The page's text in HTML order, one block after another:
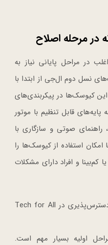
در مرحله اصلاح
در مراحل پایانی نیاز به
نسل دوم ال‌جی از ابتدا با
کیوسک‌ها در پیکربندی‌های
قابل تنظیم با موتور
راهنمای صوتی و سازگاری با
استفاده از کیوسک‌ها را
یا کم‌بینا و افراد دارای مشکلات
مایکل اوهیر، مدیر سیستم‌های دسترس‌پذیری در Tech for All
اولیه بسیار مهم است.